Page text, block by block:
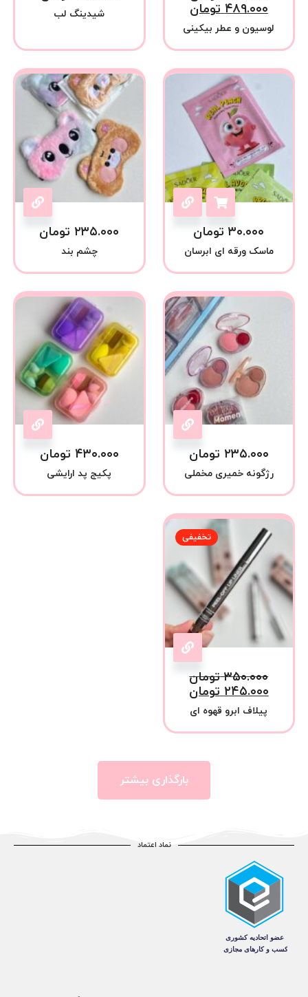
۴۸۹.۰۰۰ تومان
لوسیون و عطر بیکینی
شیدینگ لب
۳۰.۰۰۰ تومان
ماسک ورقه ای ابرسان
۲۳۵.۰۰۰ تومان
چشم بند
۲۳۵.۰۰۰ تومان
رژگونه خمیری مخملی
۴۳۰.۰۰۰ تومان
پکیج پد ارایشی
تخفیفی
۳۵۰.۰۰۰ تومان
۲۴۵.۰۰۰ تومان
پیلاف ابرو قهوه ای
بارگذاری بیشتر
نماد اعتماد